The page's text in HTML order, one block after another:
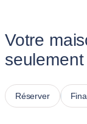
Votre
Réserver